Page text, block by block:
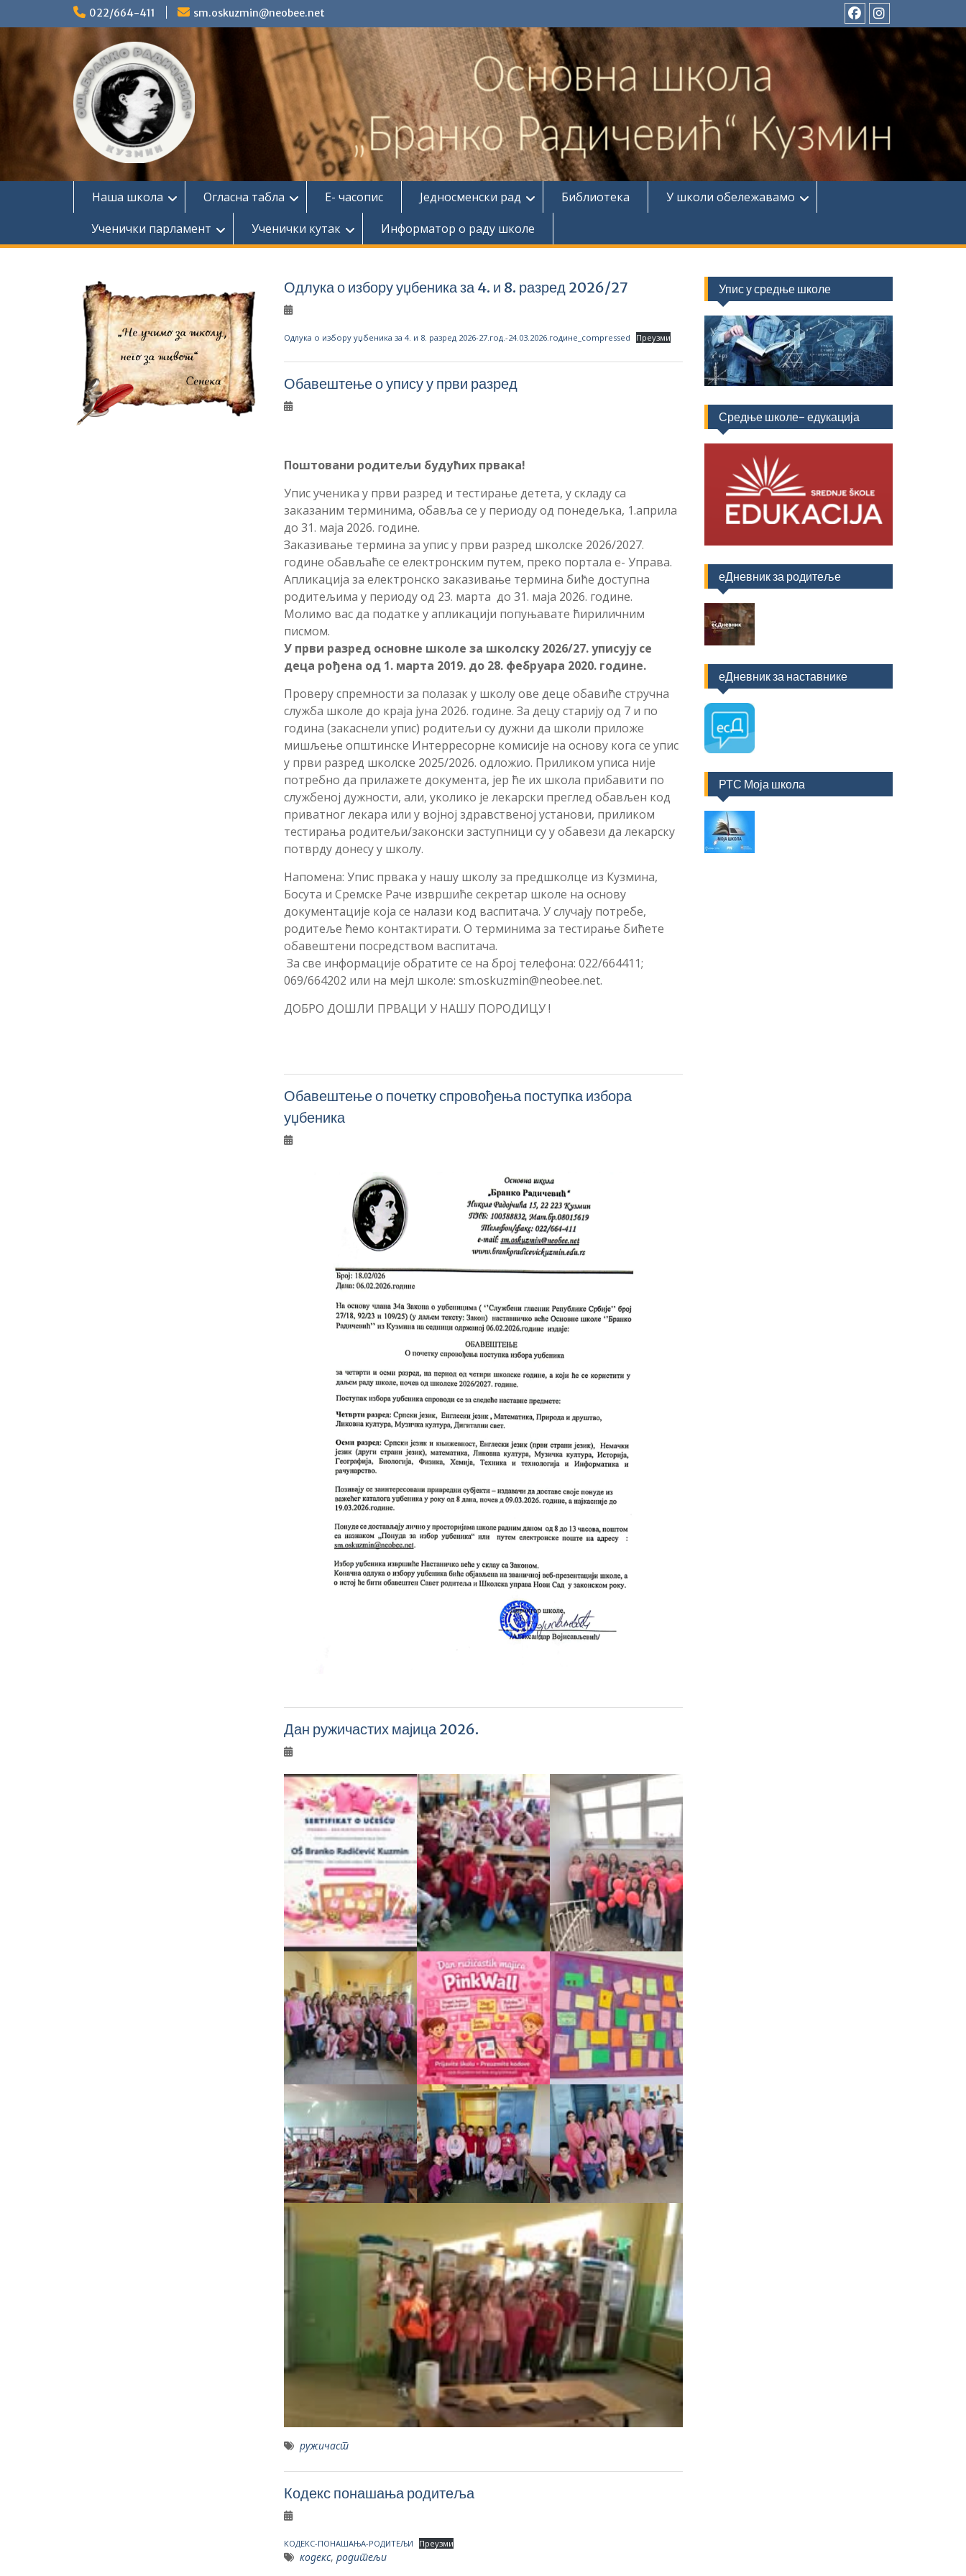
022/664-411
sm.oskuzmin@neobee.net
ФејсбукИнстаграм
Наша школа Огласна табла Е- часопис Једносменски рад Библиотека
У школи обележавамо
Ученички парламент
Ученички кутак Информатор о раду школе
Одлука о избору уџбеника за 4. и 8. разред 2026/27
Одлука о избору уџбеника за 4. и 8. разред 2026-27.год.-24.03.2026.године_compressed Преузми
Обавештење о упису у први разред
Поштовани родитељи будућих првака!
Упис ученика у први разред и тестирање детета, у складу са
заказаним терминима, обавља се у периоду од понедељка, 1.априла
до 31. маја 2026. године.
Заказивање термина за упис у први разред школске 2026/2027.
године обављаће се електронским путем, преко портала е- Управа.
Апликација за електронско заказивање термина биће доступна
родитељима у периоду од 23. марта до 31. маја 2026. године.
Молимо вас да податке у апликацији попуњавате ћириличним
писмом.
У први разред основне школе за школску 2026/27. уписују се
деца рођена од 1. марта 2019. до 28. фебруара 2020. године.
Проверу спремности за полазак у школу ове деце обавиће стручна
служба школе до краја јуна 2026. године. За децу старију од 7 и по
година (закаснели упис) родитељи су дужни да школи приложе
мишљење општинске Интерресорне комисије на основу кога се упис
у први разред школске 2025/2026. одложио. Приликом уписа није
потребно да прилажете документа, јер ће их школа прибавити по
службеној дужности, aли, уколико је лекарски преглед обављен код
приватног лекара или у војној здравственој установи, приликом
тестирања родитељи/законски заступници су у обавези да лекарску
потврду донесу у школу.
Напомена: Упис првака у нашу школу за предшколце из Кузмина,
Босута и Сремске Раче извршиће секретар школе на основу
документације која се налази код васпитача. У случају потребе,
родитеље ћемо контактирати. О терминима за тестирање бићете
обавештени посредством васпитaча.
За све информације обратите се на број телефона: 022/664411;
069/664202 или на мејл школе: sm.oskuzmin@neobee.net.
ДОБРО ДОШЛИ ПРВАЦИ У НАШУ ПОРОДИЦУ !
Обавештење о почетку спровођења поступка избора
уџбеника
Дан ружичастих мајица 2026.
ружичаст
Кодекс понашања родитеља
КОДЕКС-ПОНАШАЊА-РОДИТЕЉИ Преузми
кодекс, родитељи
Упис у средње школе
Средње школе- едукација
еДневник за родитеље
еДневник за наставнике
РТС Моја школа